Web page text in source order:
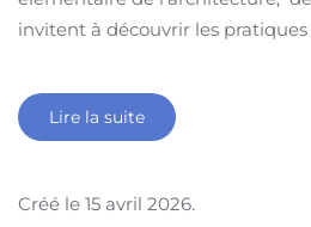
invitent à découvrir les pratiques
Lire la suite
Créé le 15 avril 2026.